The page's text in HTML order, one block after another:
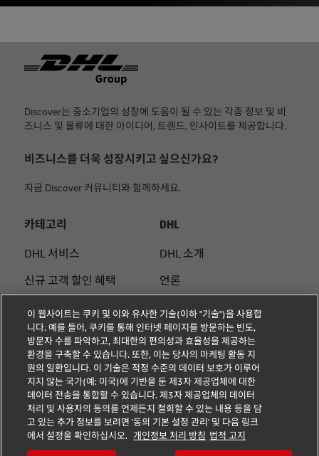
Footer
Discover는 중소기업의 성장에 도움이 될 수 있는 각종 정보 및 비
즈니스 및 물류에 대한 아이디어, 트렌드, 인사이트를 제공합니다.
비즈니스를 더욱 성장시키고 싶으신가요?
지금 Discover 커뮤니티와 함께하세요.
카테고리
DHL 서비스
신규 고객 할인 혜택
중소기업 팁
전자 상거래 조언
B2B 조언
물류 조언
DHL
DHL 소개
언론
법적 고지
이용약관
개인정보 처리방침
쿠키 설정
팔로우 하기
이 웹사이트는 쿠키 및 이와 유사한 기술(이하 "기술")을 사용합
니다. 예를 들어, 쿠키를 통해 인터넷 페이지를 방문하는 빈도,
방문자 수를 파악하고, 최대한의 편의성과 효율성을 제공하는
환경을 구축할 수 있습니다. 또한, 이는 당사의 마케팅 활동 지
원의 일환입니다. 이 기술은 적정 수준의 데이터 보호가 이루어
지지 않는 국가(예: 미국)에 기반을 둔 제3자 제공업체에 대한
데이터 전송을 통합할 수 있습니다. 제3자 제공업체의 데이터
처리 및 사용자의 동의를 언제든지 철회할 수 있는 내용 등을 담
고 있는 추가 정보를 보려면 '동의 기본 설정 관리' 및 다음 링크
에서 설정을 확인하십시오. 개인정보 처리 방침 법적 고지